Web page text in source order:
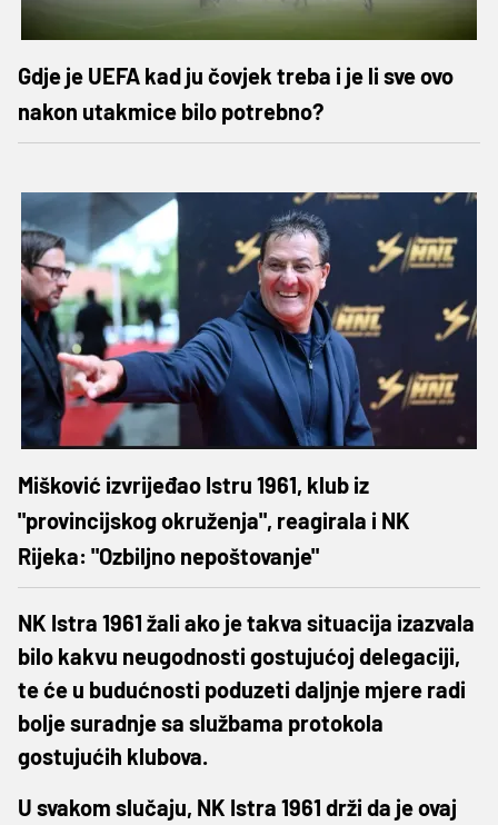
Gdje je UEFA kad ju čovjek treba i je li sve ovo
nakon utakmice bilo potrebno?
Mišković izvrijeđao Istru 1961, klub iz
"provincijskog okruženja", reagirala i NK
Rijeka: "Ozbiljno nepoštovanje"
NK Istra 1961 žali ako je takva situacija izazvala
bilo kakvu neugodnosti gostujućoj delegaciji,
te će u budućnosti poduzeti daljnje mjere radi
bolje suradnje sa službama protokola
gostujućih klubova.
U svakom slučaju, NK Istra 1961 drži da je ovaj